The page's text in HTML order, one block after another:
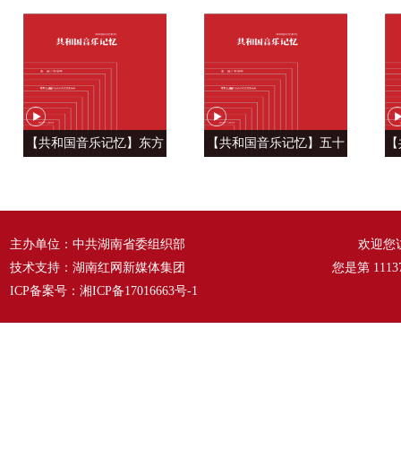
【共和国音乐记忆】东方
【共和国音乐记忆】五十
主办单位：中共湖南省委组织部
技术支持：湖南红网新媒体集团
ICP备案号： 湘ICP备17016663号-1
欢迎您
您是第